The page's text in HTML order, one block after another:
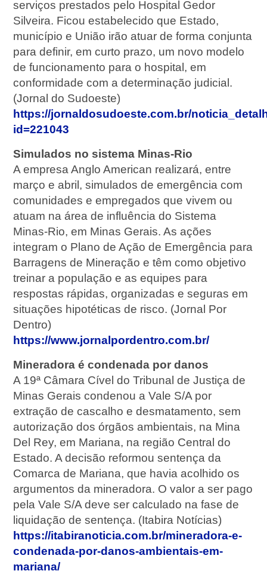
serviços prestados pelo Hospital Gedor
Silveira. Ficou estabelecido que Estado,
município e União irão atuar de forma conjunta
para definir, em curto prazo, um novo modelo
de funcionamento para o hospital, em
conformidade com a determinação judicial.
(Jornal do Sudoeste)
https://jornaldosudoeste.com.br/
id=221043
Simulados no sistema Minas-Rio
A empresa Anglo American realizará, entre
março e abril, simulados de emergência com
comunidades e empregados que vivem ou
atuam na área de influência do Sistema
Minas-Rio, em Minas Gerais. As ações
integram o Plano de Ação de Emergência para
Barragens de Mineração e têm como objetivo
treinar a população e as equipes para
respostas rápidas, organizadas e seguras em
situações hipotéticas de risco. (Jornal Por
Dentro)
https://www.jornalpordentro.com.br/
Mineradora é condenada por danos
A 19ª Câmara Cível do Tribunal de Justiça de
Minas Gerais condenou a Vale S/A por
extração de cascalho e desmatamento, sem
autorização dos órgãos ambientais, na Mina
Del Rey, em Mariana, na região Central do
Estado. A decisão reformou sentença da
Comarca de Mariana, que havia acolhido os
argumentos da mineradora. O valor a ser pago
pela Vale S/A deve ser calculado na fase de
liquidação de sentença. (Itabira Notícias)
https://itabiranoticia.com.br/mineradora-e-
condenada-por-danos-ambientais-em-
mariana/